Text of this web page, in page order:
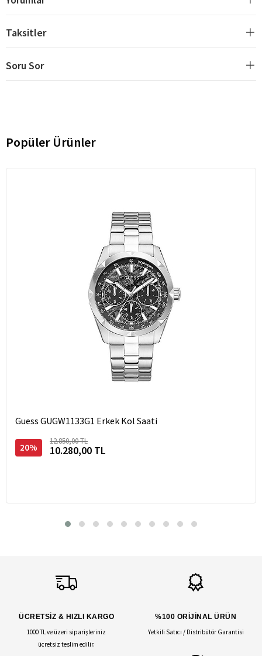
Taksitler
Soru Sor
Popüler Ürünler
Guess GUGW1133G1 Erkek Kol Saati
20%
12.850,00 TL
10.280,00 TL
ÜCRETSİZ & HIZLI KARGO
1000 TL ve üzeri siparişleriniz
ücretsiz teslim edilir.
%100 ORİJİNAL ÜRÜN
Yetkili Satıcı / Distribütör Garantisi